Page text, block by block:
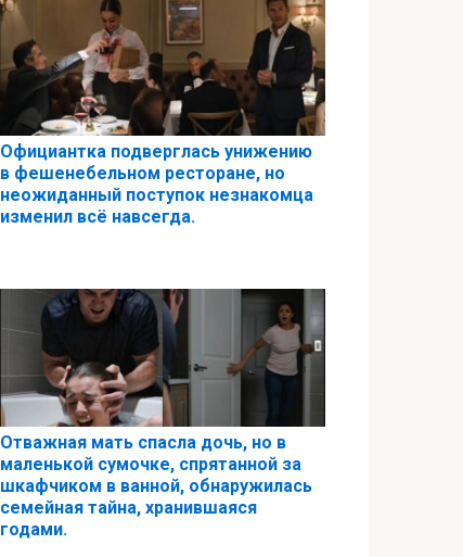
Официантка подверглась унижению
в фешенебельном ресторане, но
неожиданный поступок незнакомца
изменил всё навсегда.
Отважная мать спасла дочь, но в
маленькой сумочке, спрятанной за
шкафчиком в ванной, обнаружилась
семейная тайна, хранившаяся
годами.